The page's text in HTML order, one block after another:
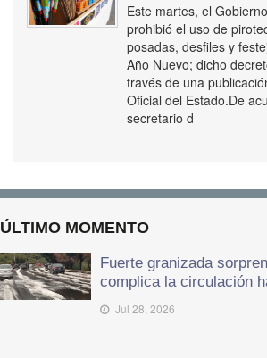
Este martes, el
prohibió el uso de
posadas, desfiles y
Año Nuevo; dicho
través de una
Oficial del Estado.De
secretario d
ÚLTIMO MOMENTO
Fuerte granizada
complica la circulación
Jul 28, 2026